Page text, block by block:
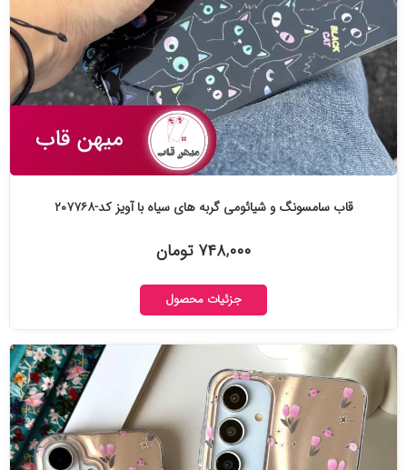
قاب سامسونگ و شیائومی گربه های سیاه با آویز کد-۲۰۷۷۶۸
۷۴۸,۰۰۰ تومان
جزئیات محصول